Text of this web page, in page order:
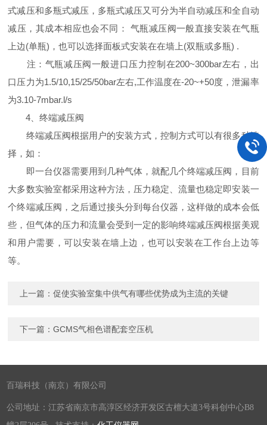
式减压和多瓶式减压，多瓶式减压又可分为半自动减压和全自动
减压，其成本相应也会不同： 气瓶减压阀一般直接安装在气瓶
上边(单瓶)，也可以选择面板式安装在在墙上(双瓶或多瓶) .
注：气瓶减压阀一般进口压力控制在200~300bar左右，出
口压力为1.5/10,15/25/50bar左右,工作温度在-20~+50度，泄漏率
为3.10-7mbar.l/s
4、终端减压阀
终端减压阀根据用户的安装方式，控制方式可以有很多种选
择，如：
即一台仪器需要用到几种气体，就配几个终端减压阀，目前
大多数实验室都采用这种方法，压力稳定、流量也稳定即安装一
个终端减压阀，之后通过接头分到每台仪器，这样做的成本会低
些，但气体的压力和流量会受到一定的影响终端减压阀根据美观
和用户需要，可以安装在墙上边，也可以安装在工作台上边等
等。
上一篇：促使实验室集中供气有哪些优势成为主流的关键
下一篇：GCMS气相色谱配套空压机
百瑞科技（南京）有限公司
公司地址：江苏省南京市高淳区经济开发区古檀大道3号科创中心B8